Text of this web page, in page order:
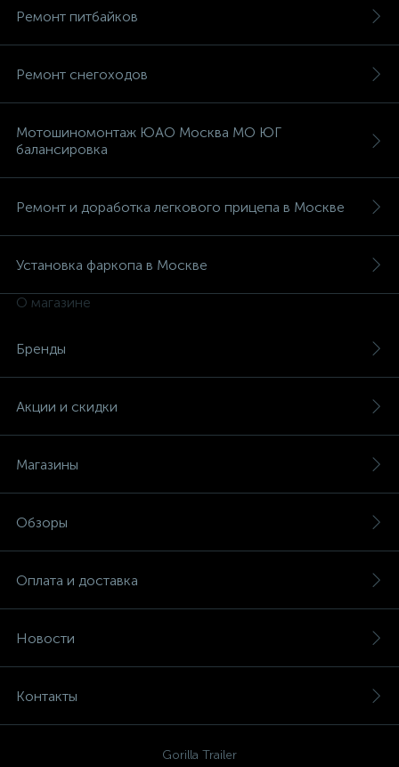
Ремонт питбайков
Ремонт снегоходов
Мотошиномонтаж ЮАО Москва МО ЮГ
балансировка
Ремонт и доработка легкового прицепа в Москве
Установка фаркопа в Москве
О магазине
Бренды
Акции и скидки
Магазины
Обзоры
Оплата и доставка
Новости
Контакты
Gorilla Trailer